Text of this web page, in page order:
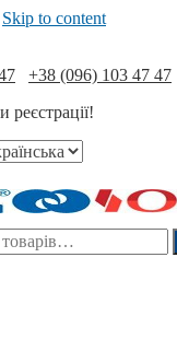
Skip to content
+38 (096) 103 47 47